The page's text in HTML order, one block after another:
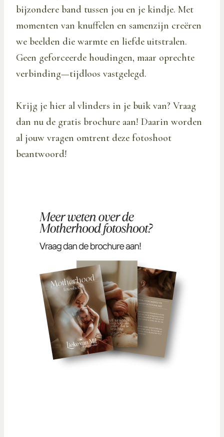
bijzondere band tussen jou en je kindje. Met
momenten van knuffelen en samenzijn creëren
we beelden die warmte en liefde uitstralen.
Geen geforceerde houdingen, maar oprechte
verbinding—tijdloos vastgelegd.
Krijg je hier al vlinders in je buik van? Vraag
dan nu de gratis brochure aan! Daarin worden
al jouw vragen omtrent deze fotoshoot
beantwoord!